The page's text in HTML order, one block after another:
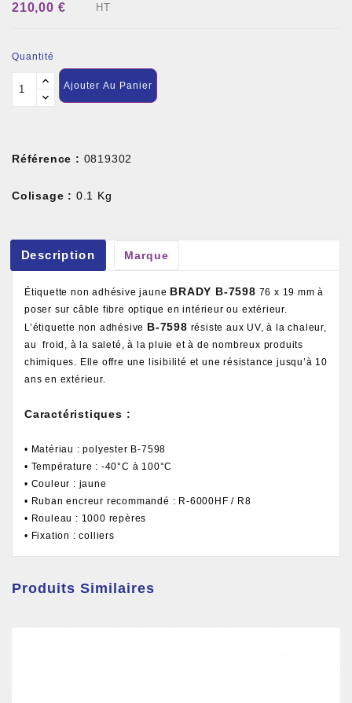
210,00 € HT
Quantité
Ajouter Au Panier
Référence : 0819302
Colisage : 0.1 Kg
Description Marque
Étiquette non adhésive jaune BRADY B-7598 76 x 19 mm à
poser sur câble fibre optique en intérieur ou extérieur.
L’étiquette non adhésive B-7598 résiste aux UV, à la chaleur,
au froid, à la saleté, à la pluie et à de nombreux produits
chimiques. Elle offre une lisibilité et une résistance jusqu’à 10
ans en extérieur.
Caractéristiques :
• Matériau : polyester B-7598
• Température : -40°C à 100°C
• Couleur : jaune
• Ruban encreur recommandé : R-6000HF / R8
• Rouleau : 1000 repères
• Fixation : colliers
Produits Similaires